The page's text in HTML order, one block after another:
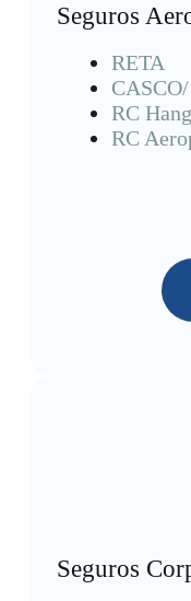
Seguros
RETA
RC
RC
Seguros